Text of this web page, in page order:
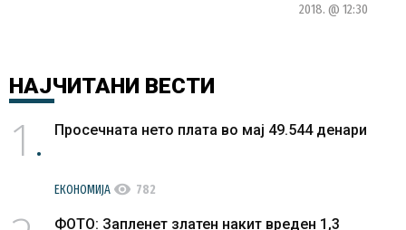
2018. @ 12:30
НАЈЧИТАНИ ВЕСТИ
1 Просечната нето плата во мај 49.544 денари
ЕКОНОМИЈА visibility 782
ФОТО: Запленет златен накит вреден 1,3